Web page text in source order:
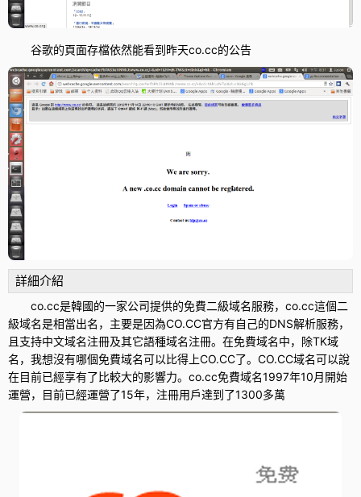
谷歌的頁面存檔依然能看到昨天co.cc的公告
詳細介紹
co.cc是韓國的一家公司提供的免費二級域名服務，co.cc這個二
級域名是相當出名，主要是因為CO.CC官方有自己的DNS解析服務，
且支持中文域名注冊及其它語種域名注冊。在免費域名中，除TK域
名，我想沒有哪個免費域名可以比得上CO.CC了。CO.CC域名可以說
在目前已經享有了比較大的影響力。co.cc免費域名1997年10月開始
運營，目前已經運營了15年，注冊用戶達到了1300多萬